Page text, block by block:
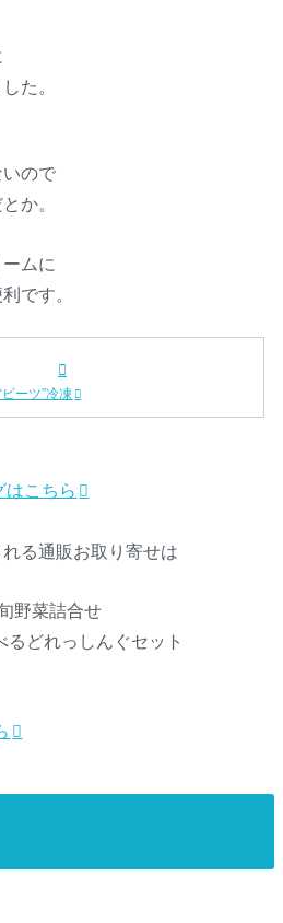
た。
ので
か。
ムに
です。
ーツ”冷凍
はこちら
る通販お取り寄せは
野菜詰合せ
るどれっしんぐセット